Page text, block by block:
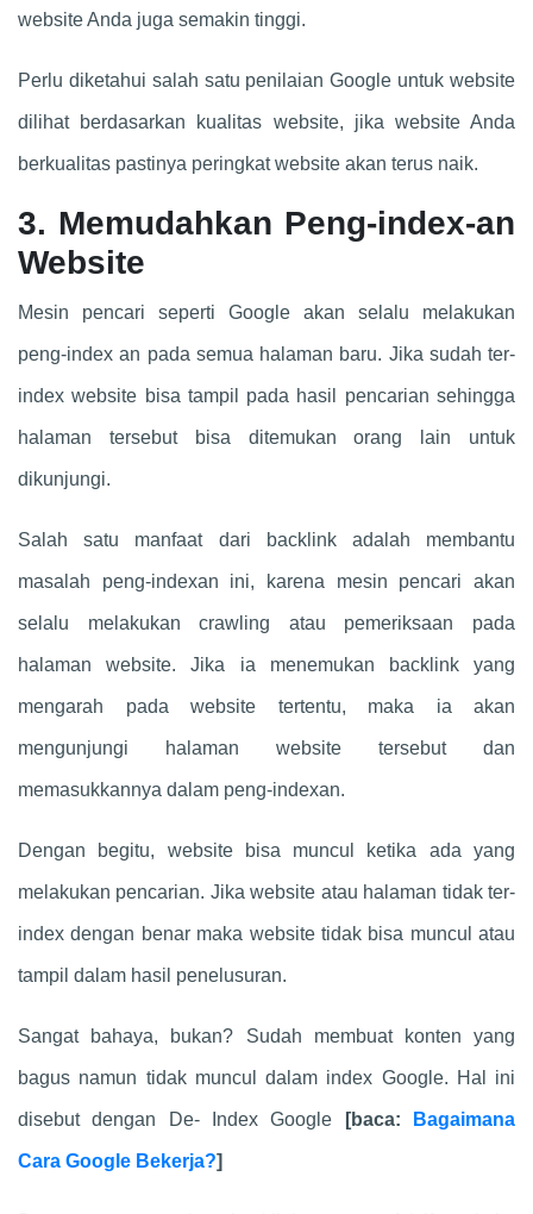
website Anda juga semakin tinggi.
Perlu diketahui salah satu penilaian Google untuk website
dilihat berdasarkan kualitas website, jika website Anda
berkualitas pastinya peringkat website akan terus naik.
3. Memudahkan Peng-index-an
Website
Mesin pencari seperti Google akan selalu melakukan
peng-index an pada semua halaman baru. Jika sudah ter-
index website bisa tampil pada hasil pencarian sehingga
halaman tersebut bisa ditemukan orang lain untuk
dikunjungi.
Salah satu manfaat dari backlink adalah membantu
masalah peng-indexan ini, karena mesin pencari akan
selalu melakukan crawling atau pemeriksaan pada
halaman website. Jika ia menemukan backlink yang
mengarah pada website tertentu, maka ia akan
mengunjungi halaman website tersebut dan
memasukkannya dalam peng-indexan.
Dengan begitu, website bisa muncul ketika ada yang
melakukan pencarian. Jika website atau halaman tidak ter-
index dengan benar maka website tidak bisa muncul atau
tampil dalam hasil penelusuran.
Sangat bahaya, bukan? Sudah membuat konten yang
bagus namun tidak muncul dalam index Google. Hal ini
disebut dengan De- Index Google [baca: Bagaimana
Cara Google Bekerja?]